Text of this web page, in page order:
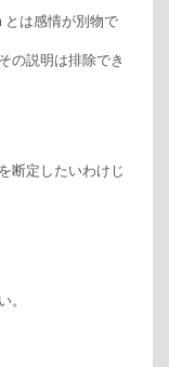
とは感情が別物で
の説明は排除でき
断定したいわけじ
。